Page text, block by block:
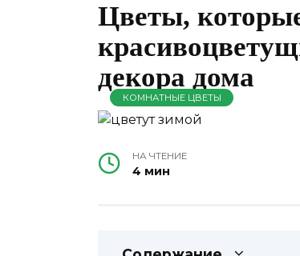
Цветы,
декора дома
КОМНАТНЫЕ ЦВЕТЫ
НА ЧТЕНИЕ
4 мин